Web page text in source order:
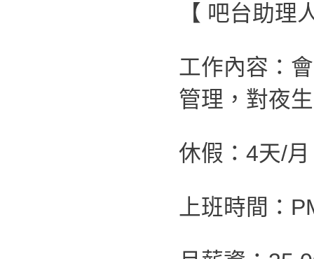
【 吧台助理
工作內容：
管理，對夜
休假：4天/
上班時間：